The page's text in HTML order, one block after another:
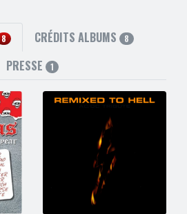
8 CRÉDITS ALBUMS 8
PRESSE 1